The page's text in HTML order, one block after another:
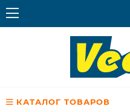
КАТАЛОГ ТОВАРОВ